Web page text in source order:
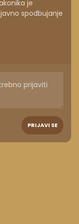
je
spodbujanje
PRIJAVI SE